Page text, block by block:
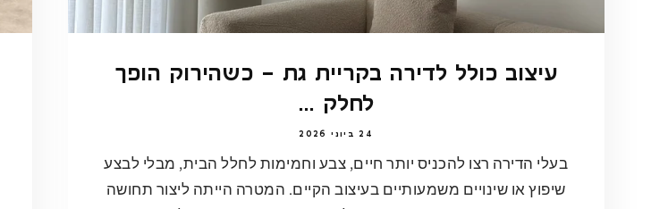
עיצוב כולל לדירה בקריית גת – כשהירוק הופך
לחלק ...
24 ביוני 2026
בעלי הדירה רצו להכניס יותר חיים, צבע וחמימות לחלל הבית, מבלי לבצע
שיפוץ או שינויים משמעותיים בעיצוב הקיים. המטרה הייתה ליצור תחושה